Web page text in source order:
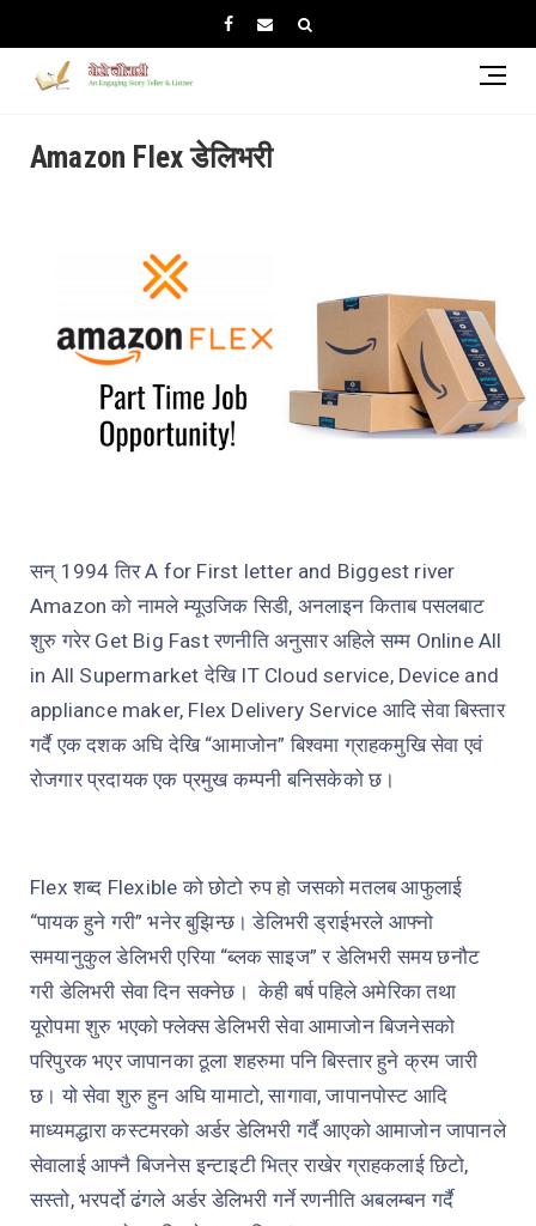
Amazon Flex डेलिभरी
सन् 1994 तिरA for First letter and Biggest river
Amazon को नामले म्यूउजिक सिडी, अनलाइन किताब पसलबाट
शुरु गरेर Get Big Fastरणनीति अनुसार अहिले सम्म Online All
in All Supermarketदेखि IT Cloud service, Device and
appliance maker, Flex Delivery Service आदि सेवा बिस्तार
गर्दै एक दशक अघि देखि “आमाजोन” बिश्वमा ग्राहकमुखि सेवा एवं
रोजगार प्रदायक एक प्रमुख कम्पनी बनिसकेको छ।
Flexशब्द Flexible को छोटो रुप हो जसको मतलब आफुलाई
“पायक हुने गरी” भनेर बुझिन्छ। डेलिभरी ड्राईभरले आफ्नो
समयानुकुल डेलिभरी एरिया “ब्लक साइज” र डेलिभरी समय छनौट
गरी डेलिभरी सेवा दिन सक्नेछ। केही बर्ष पहिले अमेरिका तथा
यूरोपमा शुरु भएको फ्लेक्स डेलिभरी सेवा आमाजोन बिजनेसको
परिपुरक भएर जापानका ठूला शहरुमा पनि बिस्तार हुने क्रम जारी
छ। यो सेवा शुरु हुन अघि यामाटो, सागावा, जापानपोस्ट आदि
माध्यमद्धारा कस्टमरको अर्डर डेलिभरी गर्दै आएको आमाजोन जापानले
सेवालाई आफ्नै बिजनेस इन्टाइटी भित्र राखेर ग्राहकलाई छिटो,
सस्तो, भरपर्दो ढंगले अर्डर डेलिभरी गर्ने रणनीति अबलम्बन गर्दै